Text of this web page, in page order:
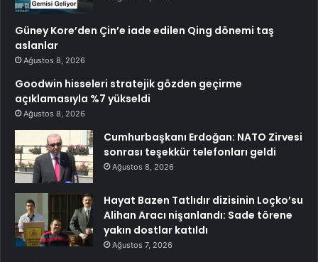
Güney Kore’den Çin’e iade edilen Qing dönemi taş
aslanlar
Ağustos 8, 2026
Goodwin hisseleri stratejik gözden geçirme
açıklamasıyla %7 yükseldi
Ağustos 8, 2026
Cumhurbaşkanı Erdoğan: NATO Zirvesi
sonrası teşekkür telefonları geldi
Ağustos 8, 2026
Hayat Bazen Tatlıdır dizisinin Loçko’su
Alihan Aracı nişanlandı: Sade törene
yakın dostlar katıldı
Ağustos 7, 2026